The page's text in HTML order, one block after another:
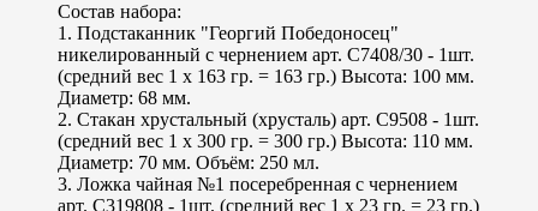
Состав набора:
1. Подстаканник "Георгий Победоносец"
никелированный с чернением арт. С7408/30 - 1шт.
(средний вес 1 х 163 гр. = 163 гр.) Высота: 100 мм.
Диаметр: 68 мм.
2. Стакан хрустальный (хрусталь) арт. С9508 - 1шт.
(средний вес 1 х 300 гр. = 300 гр.) Высота: 110 мм.
Диаметр: 70 мм. Объём: 250 мл.
3. Ложка чайная №1 посеребренная с чернением
арт. С319808 - 1шт. (средний вес 1 х 23 гр. = 23 гр.)